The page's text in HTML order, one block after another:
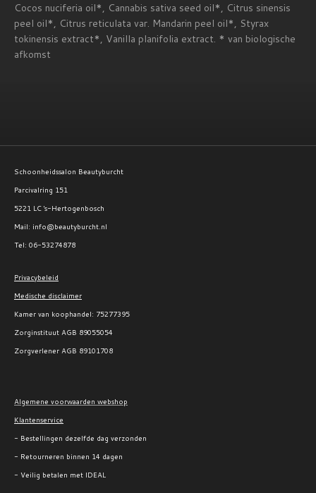
Cocos nuciferia oil*, Cannabis sativa seed oil*, Citrus sinensis
peel oil*, Citrus reticulata var. Mandarin peel oil*, Styrax
tokinensis extract*, Vanilla planifolia extract. * van biologische
afkomst
Schoonheidssalon Beautyburcht
Parcivalring 151
5221 LC 's-Hertogenbosch
Mail: info@beautyburcht.nl
Tel: 06-53274878
Privacybeleid
Medische disclaimer
Kamer van koophandel: 75277395
Zorginstituut AGB 89055054
Zorgverlener AGB 89101708
Algemene voorwaarden webshop
Klantenservice
- Bestellingen dezelfde dag verzonden
- Retourneren binnen 14 dagen
- Veilig betalen met IDEAL